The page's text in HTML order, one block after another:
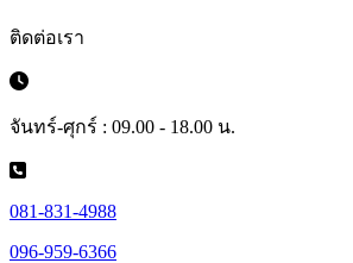
ติดต่อเรา
จันทร์-ศุกร์ : 09.00 - 18.00 น.
081-831-4988
096-959-6366